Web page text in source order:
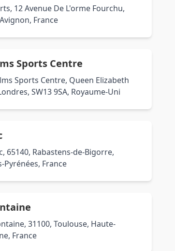
12 Avenue De L'orme Fourchu,
France
Sports Centre
Sports Centre, Queen Elizabeth
SW13 9SA, Royaume-Uni
65140, Rabastens-de-Bigorre,
Pyrénées, France
31100, Toulouse, Haute-
France